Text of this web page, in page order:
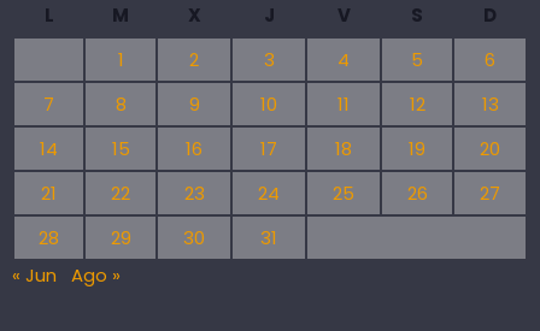
L M X J V S
D
1
2 3 4 5
6
7
8 9 10 11 12
13
14
15 16 17 18 19
20
21
22 23 24 25 26
27
28
29 30
31
« Jun
Ago »